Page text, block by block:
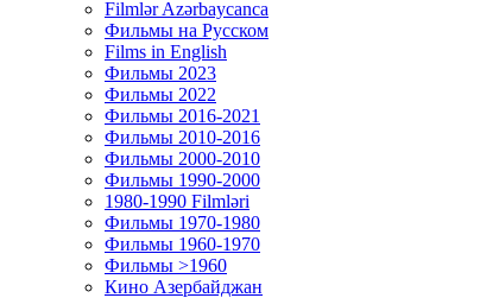
Filmlər Azərbaycanca
Фильмы на Русском
Films in English
Фильмы 2023
Фильмы 2022
Фильмы 2016-2021
Фильмы 2010-2016
Фильмы 2000-2010
Фильмы 1990-2000
1980-1990 Filmləri
Фильмы 1970-1980
Фильмы 1960-1970
Фильмы >1960
Кино Азербайджан